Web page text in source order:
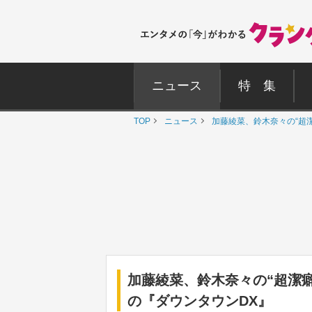
ニュース 特 集
TOP ニュース 加藤綾菜、鈴木奈々の“
加藤綾菜、鈴木奈々の“超
の『ダウンタウンDX』